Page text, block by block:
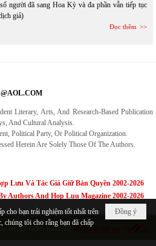
người đã sang Hoa Kỳ và đa phần vẫn tiếp tục
giả)
Đọc thêm
Literary, Arts, And Research-Based Publication
And Cultural Analysis.
Political Party, Or Political Organization.
Herein Are Solely Those Of The Authors.
Lưu Và Tác Giả Giữ Bản Quyền 2002-2026
Authors And Hop Luu Magazine 2002-2026
All rights reserved
Đồng ý
cho bạn trải nghiệm tốt nhất trên
chúng tôi cho rằng bạn đã chấp